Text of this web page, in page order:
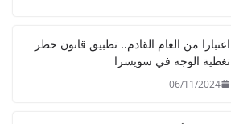
اعتبارا من العام القادم.. تطبيق قانون حظر
تغطية الوجه في سويسرا
06/11/2024